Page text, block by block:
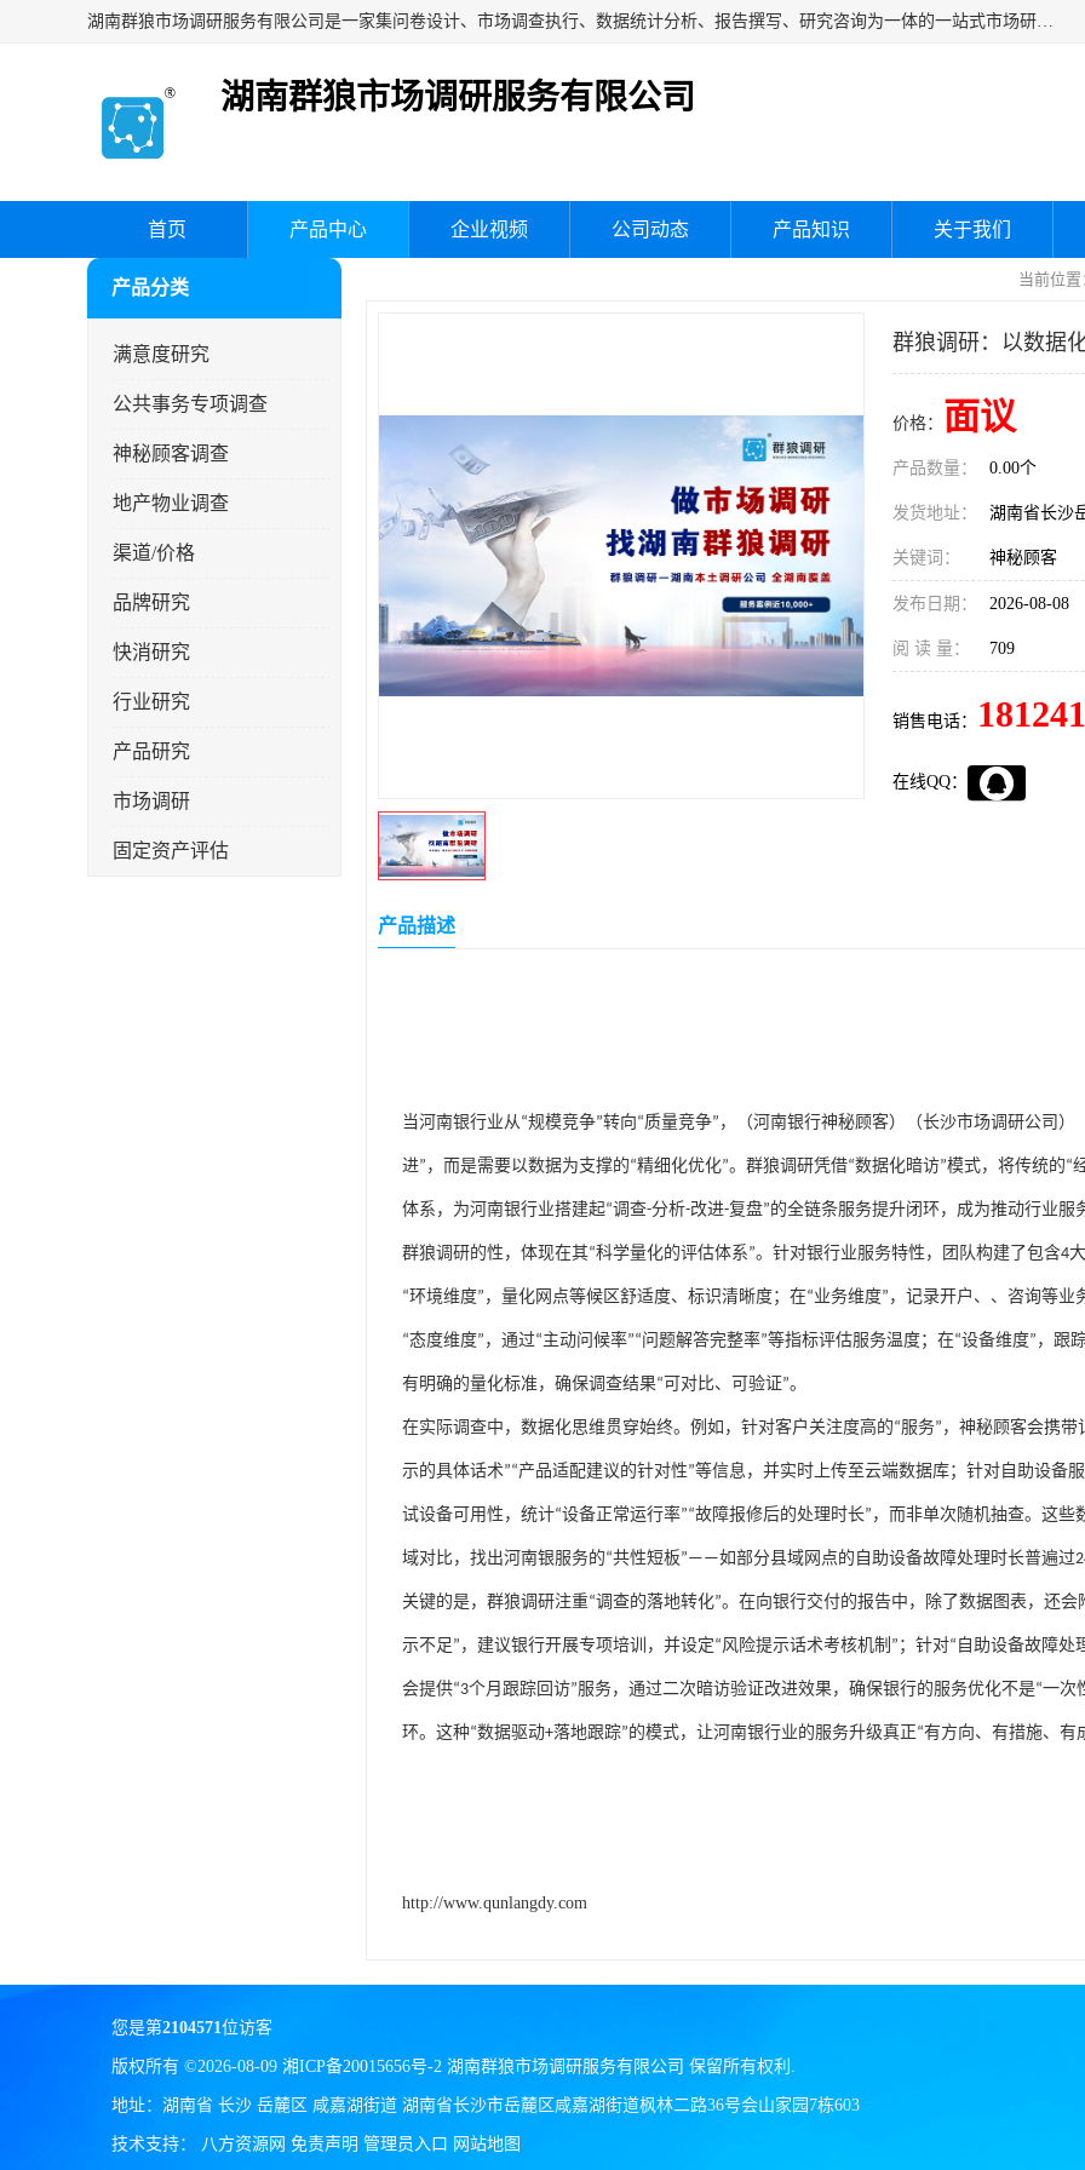
湖南群狼市场调研服务有限公司是一家集问卷设计、市场调查执行、数据统计分析、报告撰写、研究咨询为一体的一站式市场研究服务机构，主要服务：市场调研、三方评估、满意度研究、快消研究、地产物业调查、品牌研究、神秘顾客调查、行业研究、产品研究、公共事务专项调查等。
湖南群狼市场调研服务有限公司
首页 产品中心 企业视频 公司动态 产品知识 关于我们
当前位置
产品分类
满意度研究
公共事务专项调查
神秘顾客调查
地产物业调查
渠道/价格
品牌研究
快消研究
行业研究
产品研究
市场调研
固定资产评估
群狼调研：以数据
价格： 面议
产品数量： 0.00个
发货地址： 湖南省长沙
关键词： 神秘顾客
发布日期： 2026-08-08
阅 读 量： 709
销售电话：
在线QQ：
产品描述
当河南银行业从“规模竞争”转向 “质量竞争” ， （河南银行神秘顾客）（长沙市场调研公司）
进” ，而是需要以数据为支撑的“精细化优化”。群狼调研凭借“数据化暗访”模式，将传统的“
体系，为河南银行业搭建起“调查-分析-改进-复盘” 的全链条服务提升闭环，成为推动行业服
群狼调研的性，体现在其“科学量化的评估体系”。针对银行业服务特性，团队构建了包含4
“环境维度” ，量化网点等候区舒适度、标识清晰度；在“业务维度” ，记录开户、、咨询等业
“态度维度” ，通过“主动问候率”“问题解答完整率”等指标评估服务温度；在“设备维度” ，跟
有明确的量化标准，确保调查结果“ 可对比、可验证”。
在实际调查中，数据化思维贯穿始终。例如，针对客户关注度高的“服务” ，神秘顾客会携带
示的具体话术”“产品适配建议的针对性”等信息，并实时上传至云端数据库；针对自助设备
试设备可用性，统计“设备正常运行率”“故障报修后的处理时长” ，而非单次随机抽查。这些
域对比，找出河南银服务的“共性短板”——如部分县域网点的自助设备故障处理时长普遍过
关键的是，群狼调研注重“调查的落地转化”。在向银行交付的报告中，除了数据图表，还会
示不足” ，建议银行开展专项培训，并设定“风险提示话术考核机制 ” ；针对“ 自助设备故障处
会提供“3个月跟踪回访”服务，通过二次暗访验证改进效果，确保银行的服务优化不是“一次
环。这种“数据驱动+落地跟踪” 的模式，让河南银行业的服务升级真正“有方向、有措施、有
http://www.qunlangdy.com
您是第2104571位访客
版权所有 ©2026-08-09 湘ICP备20015656号-2 湖南群狼市场调研服务有限公司 保留所有权利.
地址：湖南省 长沙 岳麓区 咸嘉湖街道 湖南省长沙市岳麓区咸嘉湖街道枫林二路36号会山家园7栋603
技术支持： 八方资源网 免责声明 管理员入口 网站地图